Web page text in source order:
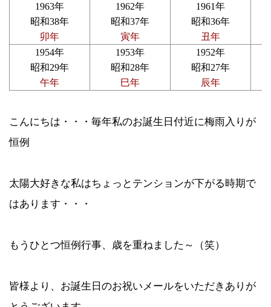
1963年
昭和38年
卯年
1962年
昭和37年
寅年
1961年
昭和36年
丑年
1954年
昭和29年
午年
1953年
昭和28年
巳年
1952年
昭和27年
辰年
こんにちは・・・毎年私のお誕生日付近に梅雨入りが
恒例
太陽大好きな私はちょっとテンションが下がる時期で
はあります・・・
もうひとつ恒例行事、歳を重ねました～（笑）
皆様より、お誕生日のお祝いメールをいただきありが